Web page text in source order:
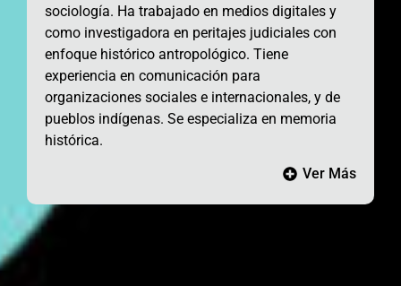
sociología. Ha trabajado en medios digitales y
como investigadora en peritajes judiciales con
enfoque histórico antropológico. Tiene
experiencia en comunicación para
organizaciones sociales e internacionales, y de
pueblos indígenas. Se especializa en memoria
histórica.
Ver Más